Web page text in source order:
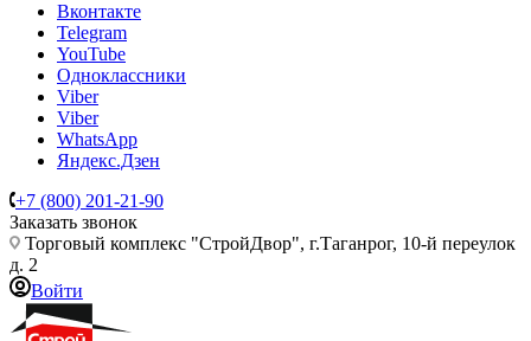
Вконтакте
Telegram
YouTube
Одноклассники
Viber
Viber
WhatsApp
Яндекс.Дзен
+7 (800) 201-21-90
Заказать звонок
Торговый комплекс "СтройДвор", г.Таганрог, 10-й переулок
д. 2
Войти